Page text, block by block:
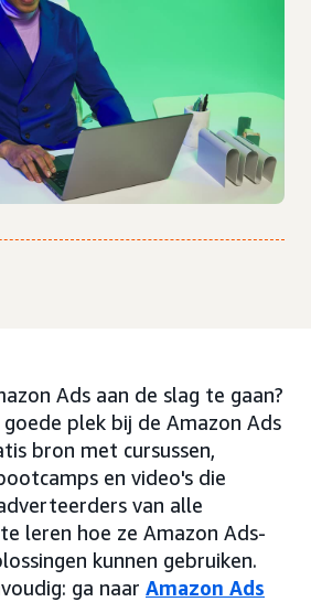
Ads aan de slag te gaan?
plek bij de Amazon Ads
bron met cursussen,
en video's die
van alle
leren hoe ze Amazon Ads-
kunnen gebruiken.
ga naar Amazon Ads